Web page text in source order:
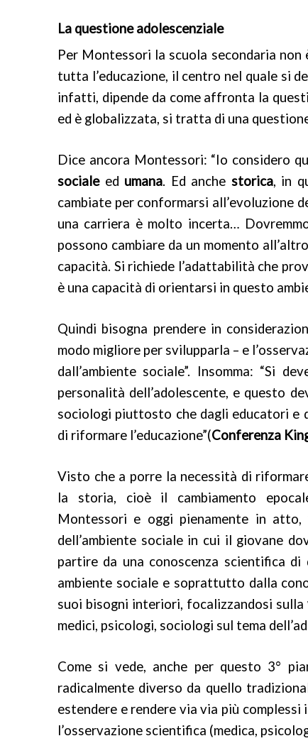
La questione adolescenziale
Per Montessori la scuola secondaria
tutta l’educazione, il centro nel quale si
infatti, dipende da come affronta la
ed è globalizzata, si tratta di una
Dice ancora Montessori: “Io considero
socialeed umana. Ed anche storica, in
cambiate per conformarsi all’evoluzione
una carriera è molto incerta…
possono cambiare da un momento
capacità. Si richiede l’adattabilità che
è una capacità di orientarsi in questo
Quindi bisogna prendere in
modo migliore per svilupparla – e
dall’ambiente sociale”. Insomma: “Si
personalità dell’adolescente, e questo
sociologi piuttosto che dagli educatori e
di riformare l’educazione”(Conferenza
Visto che a porre la necessità di
la storia, cioè il cambiamento
Montessori e oggi pienamente in
dell’ambiente sociale in cui il giovane
partire da una conoscenza scientifica
ambiente sociale e soprattutto dalla
suoi bisogni interiori, focalizzandosi sulla
medici, psicologi, sociologi sul tema
Come si vede, anche per questo 3°
radicalmente diverso da quello
estendere e rendere via via più
l’osservazione scientifica (medica,